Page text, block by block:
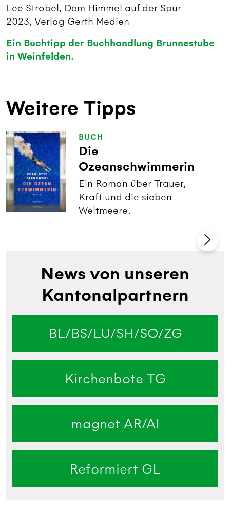
Lee Strobel, Dem Himmel auf der Spur
2023, Verlag Gerth Medien
Ein Buchtipp der Buchhandlung Brunnestube
in Weinfelden.
Weitere Tipps
BUCH
Die
Ozeanschwimmerin
Ein Roman über Trauer,
Kraft und die sieben
Weltmeere.
News von unseren
Kantonalpartnern
BL/BS/LU/SH/SO/ZG
Kirchenbote TG
magnet AR/AI
Reformiert GL